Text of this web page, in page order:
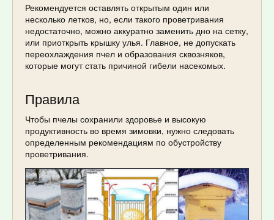
Рекомендуется оставлять открытым один или
несколько летков, но, если такого проветривания
недостаточно, можно аккуратно заменить дно на сетку,
или приоткрыть крышку улья. Главное, не допускать
переохлаждения пчел и образования сквозняков,
которые могут стать причиной гибели насекомых.
Правила
Чтобы пчелы сохранили здоровье и высокую
продуктивность во время зимовки, нужно следовать
определенным рекомендациям по обустройству
проветривания.